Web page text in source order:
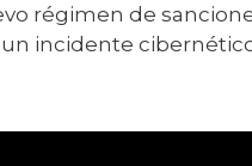
régimen de
incidente